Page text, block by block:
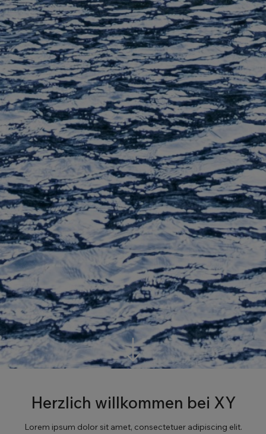
Herzlich willkommen bei XY
Lorem ipsum dolor sit amet, consectetuer adipiscing elit.